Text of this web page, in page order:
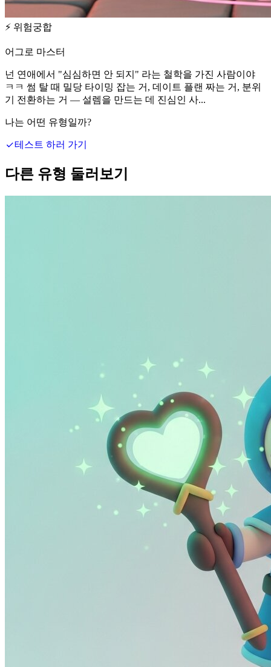
⚡ 위험궁합
어그로 마스터
넌 연애에서 "심심하면 안 되지" 라는 철학을 가진 사람이야
ㅋㅋ 썸 탈 때 밀당 타이밍 잡는 거, 데이트 플랜 짜는 거, 분위
기 전환하는 거 — 설렘을 만드는 데 진심인 사...
나는 어떤 유형일까?
테스트 하러 가기
다른 유형 둘러보기